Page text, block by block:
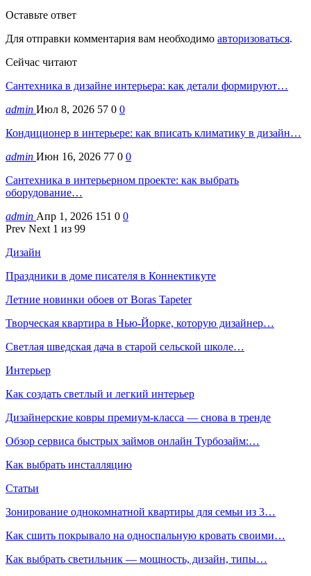
Оставьте ответ
Для отправки комментария вам необходимо авторизоваться.
Сейчас читают
Сантехника в дизайне интерьера: как детали формируют…
admin Июл 8, 2026 57 0 0
Кондиционер в интерьере: как вписать климатику в дизайн…
admin Июн 16, 2026 77 0 0
Сантехника в интерьерном проекте: как выбрать
оборудование…
admin Апр 1, 2026 151 0 0
Prev Next 1 из 99
Дизайн
Праздники в доме писателя в Коннектикуте
Летние новинки обоев от Boras Tapeter
Творческая квартира в Нью-Йорке, которую дизайнер…
Светлая шведская дача в старой сельской школе…
Интерьер
Как создать светлый и легкий интерьер
Дизайнерские ковры премиум-класса — снова в тренде
Обзор сервиса быстрых займов онлайн Турбозайм:…
Как выбрать инсталляцию
Статьи
Зонирование однокомнатной квартиры для семьи из 3…
Как сшить покрывало на односпальную кровать своими…
Как выбрать светильник — мощность, дизайн, типы…